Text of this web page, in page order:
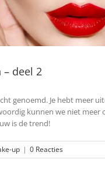
deel 2
genoemd. Je hebt meer
kunnen we niet meer
is de trend!
up | 0 Reacties